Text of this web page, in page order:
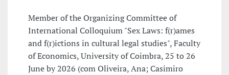
Member of the Organizing Committee of
International Colloquium "Sex Laws: f(r)ames
and f(r)ictions in cultural legal studies", Faculty
of Economics, University of Coimbra, 25 to 26
June by 2026 (com Oliveira, Ana; Casimiro